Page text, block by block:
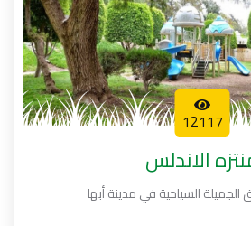
12117
الاندلس
الجميلة السياحية في مدينة أبها